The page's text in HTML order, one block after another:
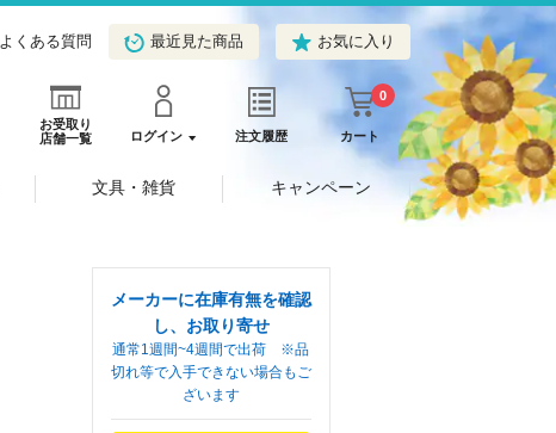
よくある質問 最近見た商品 お気に入り
お受取り
店舗一覧
ログイン 注文履歴 カート
0
文具・雑貨 キャンペーン
メーカーに在庫有無を確認
し、お取り寄せ
通常1週間~4週間で出荷 ※品
切れ等で入手できない場合もご
ざいます